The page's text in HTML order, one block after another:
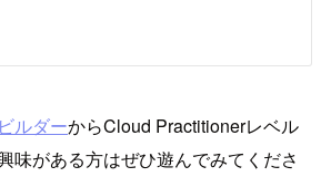
ルダーからCloud Practitionerレベル
味がある方はぜひ遊んでみてくださ